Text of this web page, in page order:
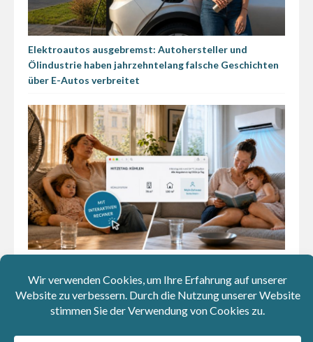
Elektroautos ausgebremst: Autohersteller und
Ölindustrie haben jahrzehntelang falsche Geschichten
über E-Autos verbreitet
weniger schlimm als wir glauben
Social Media